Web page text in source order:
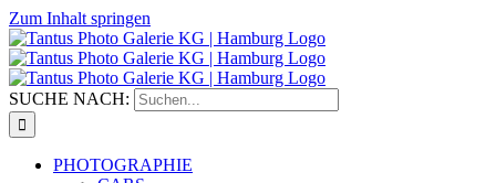
Zum Inhalt springen
SUCHE NACH:
PHOTOGRAPHIE